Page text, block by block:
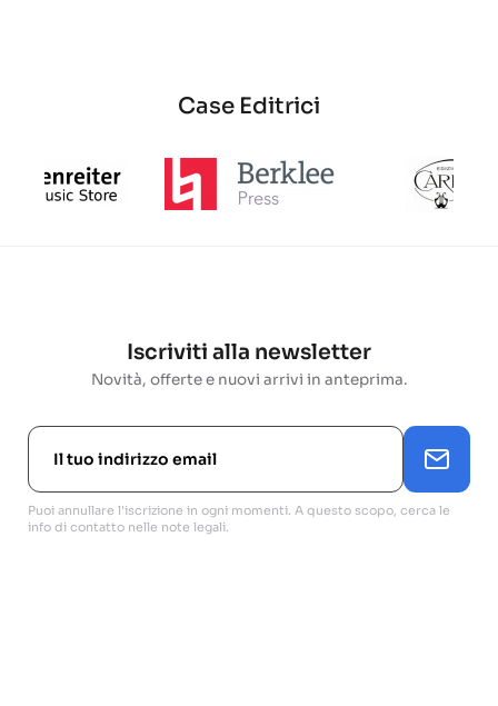
Case Editrici
Iscriviti alla newsletter
Novità, offerte e nuovi arrivi in anteprima.
Puoi annullare l'iscrizione in ogni momenti. A questo scopo, cerca le
info di contatto nelle note legali.